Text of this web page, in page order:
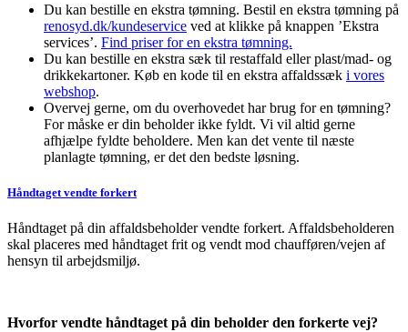
Du kan bestille en ekstra tømning. Bestil en ekstra tømning på
renosyd.dk/kundeservice ved at klikke på knappen ’Ekstra
services’. Find priser for en ekstra tømning.
Du kan bestille en ekstra sæk til restaffald eller plast/mad- og
drikkekartoner. Køb en kode til en ekstra affaldssæk i vores
webshop.
Overvej gerne, om du overhovedet har brug for en tømning?
For måske er din beholder ikke fyldt. Vi vil altid gerne
afhjælpe fyldte beholdere. Men kan det vente til næste
planlagte tømning, er det den bedste løsning.
Håndtaget vendte forkert
Håndtaget på din affaldsbeholder vendte forkert. Affaldsbeholderen
skal placeres med håndtaget frit og vendt mod chaufføren/vejen af
hensyn til arbejdsmiljø.
Hvorfor vendte håndtaget på din beholder den forkerte vej?